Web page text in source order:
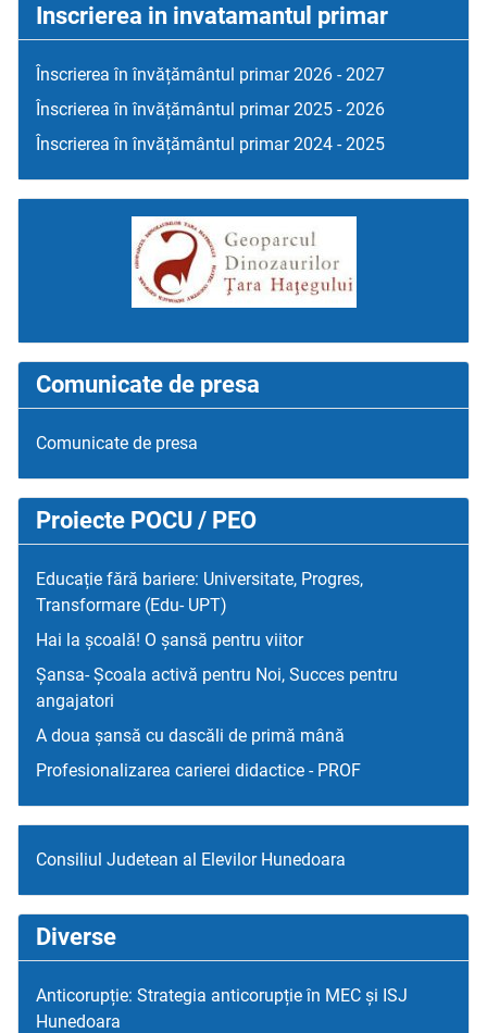
Inscrierea in invatamantul primar
Înscrierea în învățământul primar 2026 - 2027
Înscrierea în învățământul primar 2025 - 2026
Înscrierea în învățământul primar 2024 - 2025
Comunicate de presa
Comunicate de presa
Proiecte POCU / PEO
Educație fără bariere: Universitate, Progres,
Transformare (Edu- UPT)
Hai la școală! O șansă pentru viitor
Șansa- Școala activă pentru Noi, Succes pentru
angajatori
A doua șansă cu dascăli de primă mână
Profesionalizarea carierei didactice - PROF
Consiliul Judetean al Elevilor Hunedoara
Diverse
Anticorupție: Strategia anticorupție în MEC și ISJ
Hunedoara